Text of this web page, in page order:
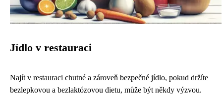
Jídlo v restauraci
Najít v restauraci chutné a zároveň bezpečné jídlo, pokud držíte
bezlepkovou a bezlaktózovou dietu, může být někdy výzvou.